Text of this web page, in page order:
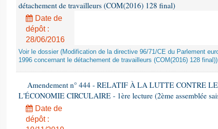
détachement de travailleurs (COM(2016) 128 final)
Date de
dépôt :
28/06/2016
Voir le dossier (Modification de la directive 96/71/CE du Parlement
1996 concernant le détachement de travailleurs (COM(2016) 128 final))
Amendement n° 444 - RELATIF À LA LUTTE CONTRE
L'ÉCONOMIE CIRCULAIRE - 1ère lecture (2ème assemblée
Date de
dépôt :